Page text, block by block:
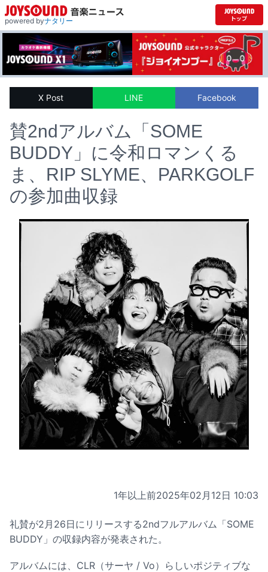
powered byナタリー
X Post LINE Facebook
賛2ndアルバム「SOME
BUDDY」に令和ロマンくる
ま、RIP SLYME、PARKGOLF
の参加曲収録
1年以上前2025年02月12日 10:03
礼賛が2月26日にリリースする2ndフルアルバム「SOME
BUDDY」の収録内容が発表された。
アルバムには、CLR（サーヤ / Vo）らしいポジティブな